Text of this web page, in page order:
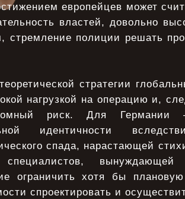
европейцев может
властей, довольно
стремление полиции решать
стратегии
нагрузкой на операцию и,
риск. Для
идентичности
спада, нарастающей
специалистов,
ограничить хотя бы
спроектировать и